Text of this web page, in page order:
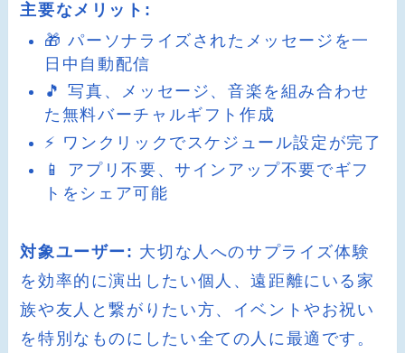
主要なメリット:
🎁 パーソナライズされたメッセージを一
日中自動配信
🎵 写真、メッセージ、音楽を組み合わせ
た無料バーチャルギフト作成
⚡ ワンクリックでスケジュール設定が完了
📱 アプリ不要、サインアップ不要でギフ
トをシェア可能
対象ユーザー: 大切な人へのサプライズ体験
を効率的に演出したい個人、遠距離にいる家
族や友人と繋がりたい方、イベントやお祝い
を特別なものにしたい全ての人に最適です。